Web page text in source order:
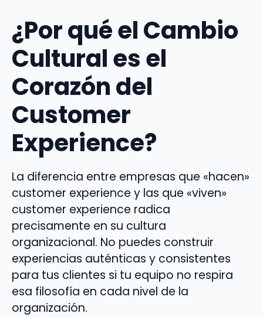
¿Por qué el Cambio
Cultural es el
Corazón del
Customer
Experience?
La diferencia entre empresas que «hacen»
customer experience y las que «viven»
customer experience radica
precisamente en su cultura
organizacional. No puedes construir
experiencias auténticas y consistentes
para tus clientes si tu equipo no respira
esa filosofía en cada nivel de la
organización.